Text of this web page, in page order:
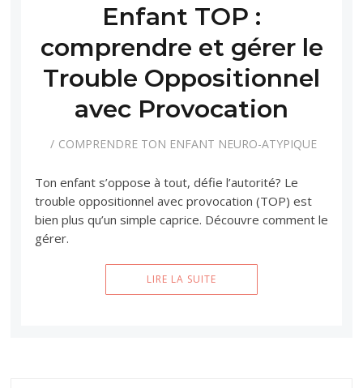
Enfant TOP :
comprendre et gérer le
Trouble Oppositionnel
avec Provocation
COMPRENDRE TON ENFANT NEURO-ATYPIQUE
Ton enfant s’oppose à tout, défie l’autorité? Le
trouble oppositionnel avec provocation (TOP) est
bien plus qu’un simple caprice. Découvre comment le
gérer.
LIRE LA SUITE